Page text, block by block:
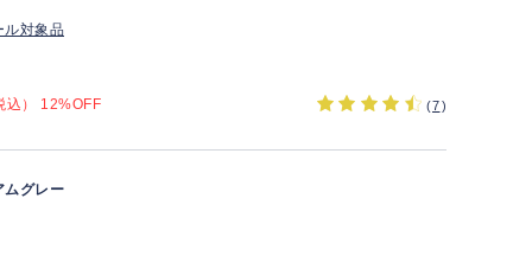
ル対象品
込） 12%OFF (7)
ムグレー